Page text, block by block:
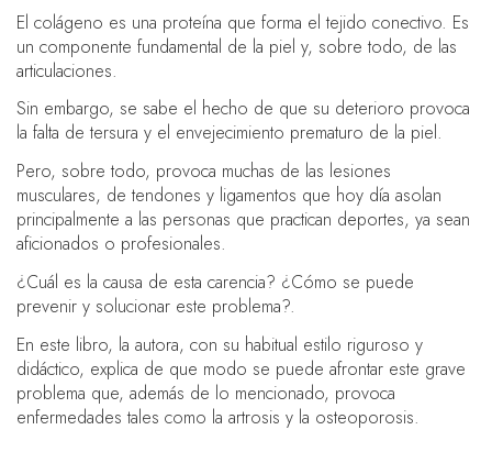
El colágeno es una proteína que forma el tejido conectivo. Es
un componente fundamental de la piel y, sobre todo, de las
articulaciones.
Sin embargo, se sabe el hecho de que su deterioro provoca
la falta de tersura y el envejecimiento prematuro de la piel.
Pero, sobre todo, provoca muchas de las lesiones
musculares, de tendones y ligamentos que hoy día asolan
principalmente a las personas que practican deportes, ya sean
aficionados o profesionales.
¿Cuál es la causa de esta carencia? ¿Cómo se puede
prevenir y solucionar este problema?.
En este libro, la autora, con su habitual estilo riguroso y
didáctico, explica de que modo se puede afrontar este grave
problema que, además de lo mencionado, provoca
enfermedades tales como la artrosis y la osteoporosis.